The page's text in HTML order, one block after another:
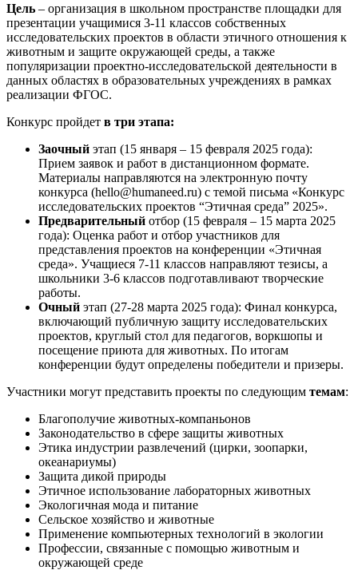
Цель – организация в школьном пространстве площадки для
презентации учащимися 3-11 классов собственных
исследовательских проектов в области этичного отношения к
животным и защите окружающей среды, а также
популяризации проектно-исследовательской деятельности в
данных областях в образовательных учреждениях в рамках
реализации ФГОС.
Конкурс пройдет в три этапа:
Заочный этап (15 января – 15 февраля 2025 года):
Прием заявок и работ в дистанционном формате.
Материалы направляются на электронную почту
конкурса (hello@humaneed.ru) с темой письма «Конкурс
исследовательских проектов “Этичная среда” 2025».
Предварительный отбор (15 февраля – 15 марта 2025
года): Оценка работ и отбор участников для
представления проектов на конференции «Этичная
среда». Учащиеся 7-11 классов направляют тезисы, а
школьники 3-6 классов подготавливают творческие
работы.
Очный этап (27-28 марта 2025 года): Финал конкурса,
включающий публичную защиту исследовательских
проектов, круглый стол для педагогов, воркшопы и
посещение приюта для животных. По итогам
конференции будут определены победители и призеры.
Участники могут представить проекты по следующим темам:
Благополучие животных-компаньонов
Законодательство в сфере защиты животных
Этика индустрии развлечений (цирки, зоопарки,
океанариумы)
Защита дикой природы
Этичное использование лабораторных животных
Экологичная мода и питание
Сельское хозяйство и животные
Применение компьютерных технологий в экологии
Профессии, связанные с помощью животным и
окружающей среде